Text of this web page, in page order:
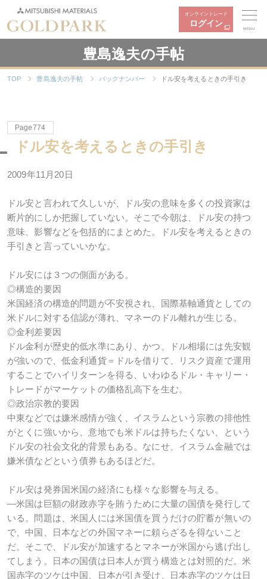
オンライントレード
ログイン
MENU
豊島逸夫の手帖
TOP 豊島逸夫の手帖 バックナンバー ドル安を考えるときの手引き
Page774
ドル安を考えるときの手引き
2009年11月20日
ドル安と言われて久しいが、ドル安の意味を多くの投資家は
断片的にしか把握していない。そこで今朝は、ドル安の持つ
意味、影響などを包括的にまとめた。ドル安を考えるときの
手引きと言っていいかな。
ドル安には３つの側面がある。
◎構造的要因
米国経済の構造的問題が不安視され、国際基軸通貨としての
米ドルに対する信認が薄れ、マネーのドル離れが生じる。
◎金利差要因
ドル金利が歴史的低水準にあり、かつ、ドル相場には先安観
が強いので、低金利通貨＝ドルを借りて、リスク資産で運用
することでハイリターンを得る、いわゆるドル・キャリー・
トレードがマーケットの価格乱高下を生む。
◎政治宗教的要因
中東などでは嫌米感情が強く、イスラムという宗教の排他性
がとくに強いから、意地でも米ドルは持ちたくない、という
ドル安の社会文化的背景もある。なにせ、イスラム金融では
嫌米債などという債券もあるほどだ。
ドル安は発券国米国の経済にも様々な影響を与える。
―米国は巨額の財政赤字を賄うために大量の国債を発行して
いる。問題は、米国人には米国債を買うだけの貯蓄が無いの
で、中国、日本などの外国マネーに頼らざるを得ないこと
だ。そこで、ドル安が加速するとマネーが米国から逃げ出し
てしまう。日本の国債は日本人が買う構造とは対照的だ。米
国赤字のツケは中国、日本が引き受け、日本赤字のツケは日